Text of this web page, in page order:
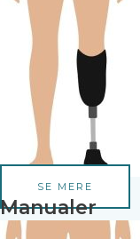
SE MERE
Manualer